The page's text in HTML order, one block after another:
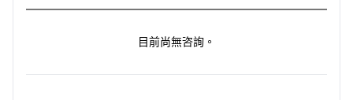
目前尚無咨詢。